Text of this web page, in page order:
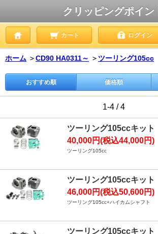
クリッピングポイン
カート ログイン
ホーム ＞CD90 HA0311～ ＞ ツーリング105cc
おすすめ順 価格順
1-4 / 4
ツーリング105ccキット
40,000円(税込44,000円)
ツーリング105cc
ツーリング105ccキット
46,000円(税込50,600円)
ツーリング105cc+ハイカムシャフト
ツーリング105ccキット